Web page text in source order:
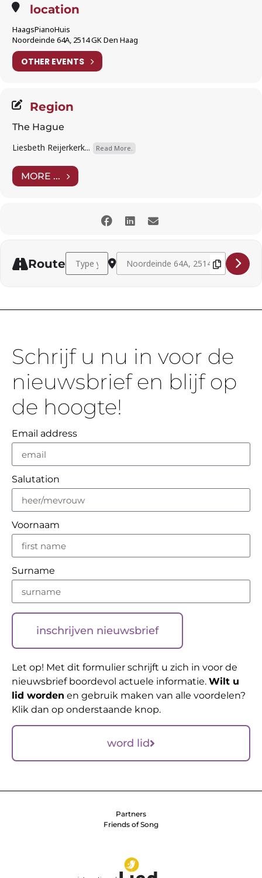
location
HaagsPianoHuis
Noordeinde 64A, 2514 GK Den Haag
OTHER EVENTS
Region
The Hague
Liesbeth Reijerkerk...
Read More.
MORE ...
Route
Address - Jan-Willem Schaafsma (tenor) and
Destination Address - Jan-Willem
Schrijf u nu in voor de
nieuwsbrief en blijf op
de hoogte!
Email address
Salutation
Voornaam
Surname
inschrijven nieuwsbrief
Let op! Met dit formulier schrijft u zich in voor de
nieuwsbrief boordevol actuele informatie. Wilt u
lid worden en gebruik maken van alle voordelen?
Klik dan op onderstaande knop.
word lid
Partners
Friends of Song